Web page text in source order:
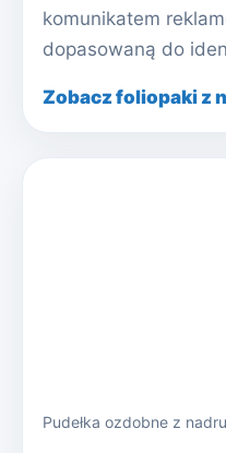
komunikatem
dopasowaną do
Zobacz foliopaki z
Pudełka ozdobne z